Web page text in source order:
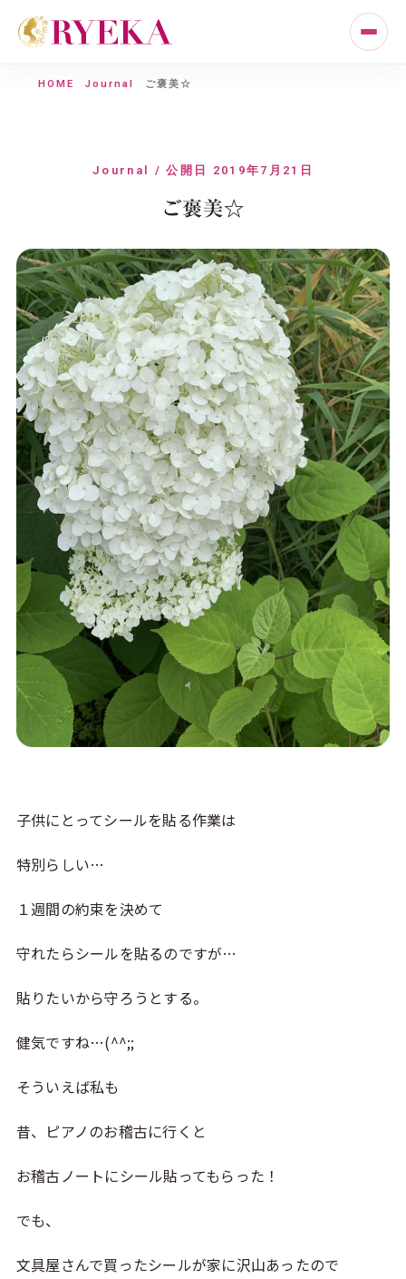
HOME Journal ご褒美☆
Journal / 公開日 2019年7月21日
ご褒美☆
子供にとってシールを貼る作業は
特別らしい…
１週間の約束を決めて
守れたらシールを貼るのですが…
貼りたいから守ろうとする。
健気ですね…(^^;;
そういえば私も
昔、ピアノのお稽古に行くと
お稽古ノートにシール貼ってもらった！
でも、
文具屋さんで買ったシールが家に沢山あったので